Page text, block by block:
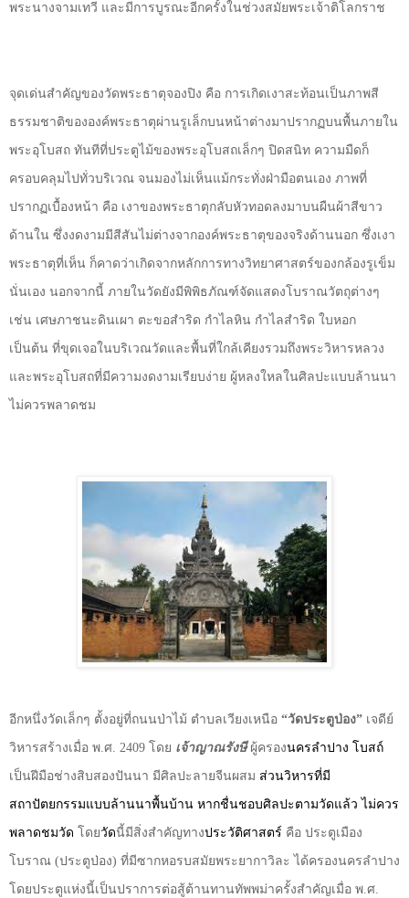
พระนางจามเทวี และมีการบูรณะอีกครั้งในช่วงสมัยพระเจ้าติโลกราช
จุดเด่นสำคัญของวัดพระธาตุจองปิง คือ การเกิดเงาสะท้อนเป็นภาพสี
ธรรมชาติขององค์พระธาตุผ่านรูเล็กบนหน้าต่างมาปรากฏบนพื้นภายใน
พระอุโบสถ ทันทีที่ประตูไม้ของพระอุโบสถเล็กๆ ปิดสนิท ความมืดก็
ครอบคลุมไปทั่วบริเวณ จนมองไม่เห็นแม้กระทั่งฝ่ามือตนเอง ภาพที่
ปรากฏเบื้องหน้า คือ เงาของพระธาตุกลับหัวทอดลงมาบนผืนผ้าสีขาว
ด้านใน ซึ่งงดงามมีสีสันไม่ต่างจากองค์พระธาตุของจริงด้านนอก ซึ่งเงา
พระธาตุที่เห็น ก็คาดว่าเกิดจากหลักการทางวิทยาศาสตร์ของกล้องรูเข็ม
นั่นเอง นอกจากนี้ ภายในวัดยังมีพิพิธภัณฑ์จัดแสดงโบราณวัตถุต่างๆ
เช่น เศษภาชนะดินเผา ตะขอสำริด กำไลหิน กำไลสำริด ใบหอก
เป็นต้น ที่ขุดเจอในบริเวณวัดและพื้นที่ใกล้เคียงรวมถึงพระวิหารหลวง
และพระอุโบสถที่มีความงดงามเรียบง่าย ผู้หลงใหลในศิลปะแบบล้านนา
ไม่ควรพลาดชม
อีกหนึ่งวัดเล็กๆ ตั้งอยู่ที่ถนนป่าไม้ ตำบลเวียงเหนือ “วัดประตูป่อง” เจดีย์
วิหารสร้างเมื่อ พ.ศ. 2409 โดย เจ้าญาณรังษีผู้ครองนครลำปาง โบสถ์
เป็นฝีมือช่างสิบสองปันนา มีศิลปะลายจีนผสม ส่วนวิหารที่มี
สถาปัตยกรรมแบบล้านนาพื้นบ้าน หากชื่นชอบศิลปะตามวัดแล้ว ไม่ควร
พลาดชมวัด โดยวัดนี้มีสิ่งสำคัญทางประวัติศาสตร์ คือ ประตูเมือง
โบราณ (ประตูป่อง) ที่มีซากหอรบสมัยพระยากาวิละ ได้ครองนครลำปาง
โดยประตูแห่งนี้เป็นปราการต่อสู้ต้านทานทัพพม่าครั้งสำคัญเมื่อ พ.ศ.